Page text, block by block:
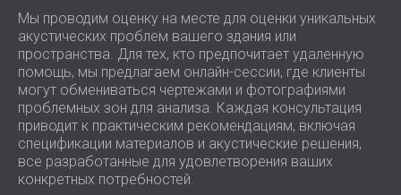
Мы проводим оценку на месте для оценки уникальных
акустических проблем вашего здания или
пространства. Для тех, кто предпочитает удаленную
помощь, мы предлагаем онлайн-сессии, где клиенты
могут обмениваться чертежами и фотографиями
проблемных зон для анализа. Каждая консультация
приводит к практическим рекомендациям, включая
спецификации материалов и акустические решения,
все разработанные для удовлетворения ваших
конкретных потребностей.